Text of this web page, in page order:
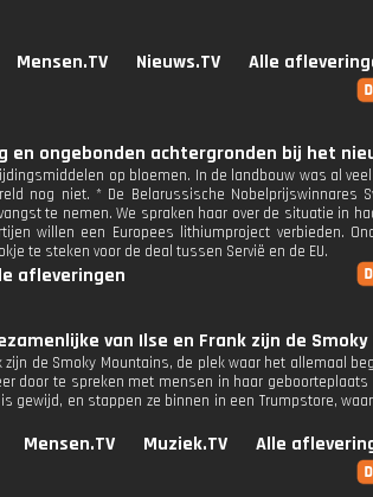
Mensen.TV Nieuws.TV Alle
ongebonden achtergronden bij het
op bloemen. In de landbouw was al
nog niet. * De Belarussische Nobelprijswinnares
te nemen. We spraken haar over de situatie in
willen een Europees lithiumproject verbieden.
te steken voor de deal tussen Servië en de EU.
afleveringen
van Ilse en Frank zijn de
de Smoky Mountains, de plek waar het allemaal
door te spreken met mensen in haar geboorteplaats
gewijd, en stappen ze binnen in een Trumpstore,
Mensen.TV Muziek.TV Alle